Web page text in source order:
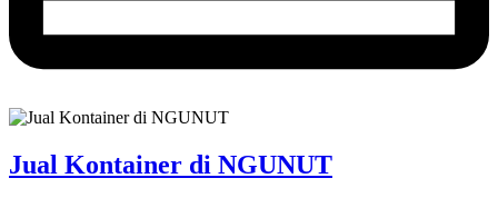
Jual Kontainer di NGUNUT